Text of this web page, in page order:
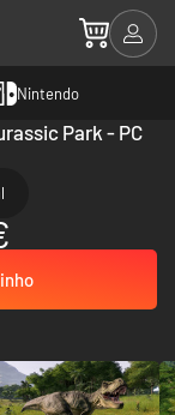
Nintendo
Park - PC